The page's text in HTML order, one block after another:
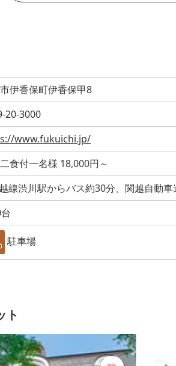
伊香保町伊香保甲8
20-3000
www.fukuichi.jp/
食付一名様 18,000円～
線渋川駅からバス約30分、関越自動
駐車場
ト